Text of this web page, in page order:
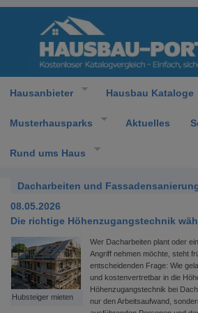
Hausanbieter Hausbau Kataloge
Musterhausparks Aktuelles
Rund ums Haus
Dacharbeiten und
08.05.2026
Die richtige Höhenzugangstechnik
Hubsteiger mieten
Wer Dacharbeiten plant oder
Angriff nehmen möchte, steht
entscheidenden Frage: Wie
und kostenvertretbar in die
Höhenzugangstechnik bei
nur den Arbeitsaufwand,